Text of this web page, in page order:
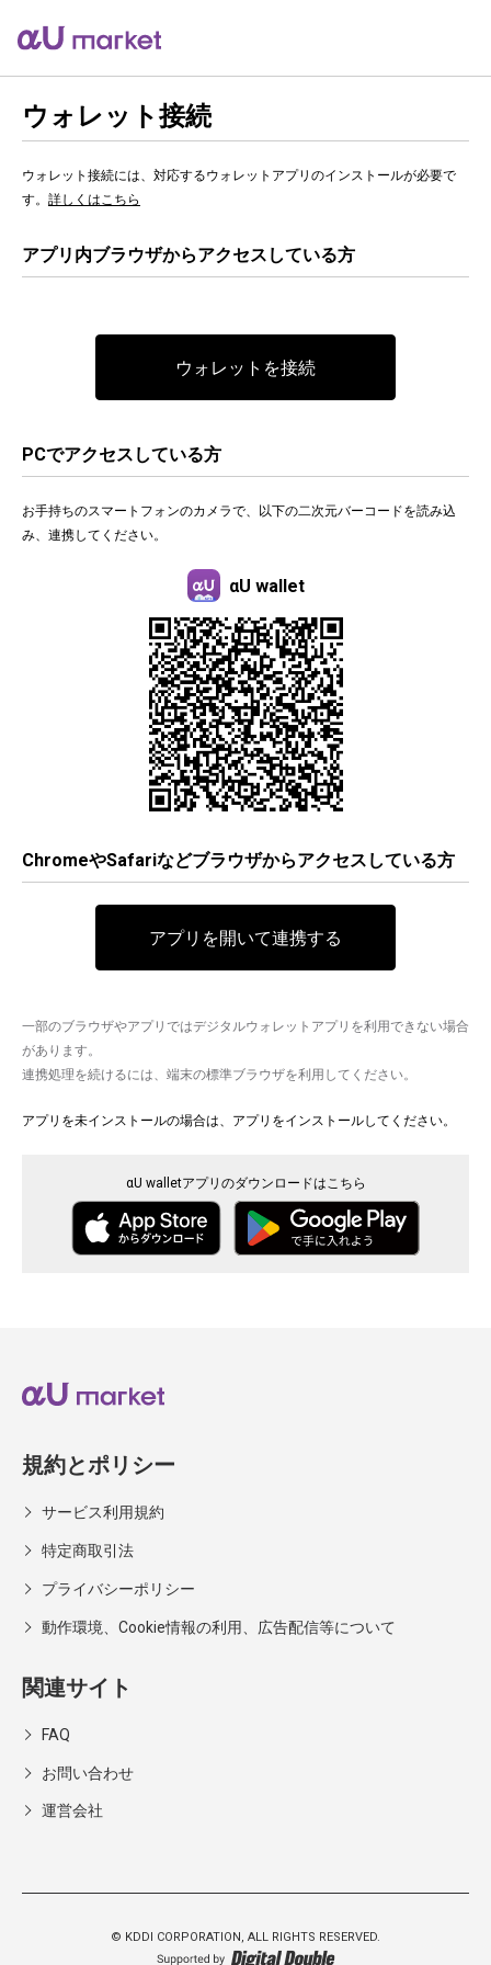
ウォレット接続
ウォレット接続には、対応するウォレットアプリのインストールが必要で
す。 詳しくはこちら
アプリ内ブラウザからアクセスしている方
ウォレットを接続
PCでアクセスしている方
お手持ちのスマートフォンのカメラで、以下の二次元バーコードを読み込
み、連携してください。
αU wallet
ChromeやSafariなどブラウザからアクセスしている方
アプリを開いて連携する
一部のブラウザやアプリではデジタルウォレットアプリを利用できない場合
があります。
連携処理を続けるには、端末の標準ブラウザを利用してください。
アプリを未インストールの場合は、アプリをインストールしてください。
αU walletアプリのダウンロードはこちら
規約とポリシー
サービス利用規約
特定商取引法
プライバシーポリシー
動作環境、Cookie情報の利用、広告配信等について
関連サイト
FAQ
お問い合わせ
運営会社
© KDDI CORPORATION, ALL RIGHTS RESERVED.